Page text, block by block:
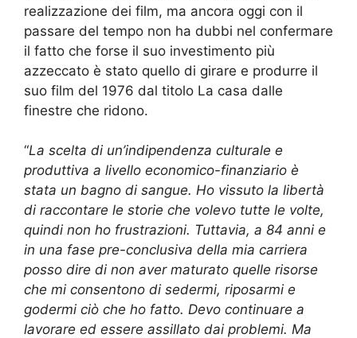
realizzazione dei film, ma ancora oggi con il
passare del tempo non ha dubbi nel confermare
il fatto che forse il suo investimento più
azzeccato è stato quello di girare e produrre il
suo film del 1976 dal titolo La casa dalle
finestre che ridono.
“La scelta di un’indipendenza culturale e
produttiva a livello economico-finanziario è
stata un bagno di sangue. Ho vissuto la libertà
di raccontare le storie che volevo tutte le volte,
quindi non ho frustrazioni. Tuttavia, a 84 anni e
in una fase pre-conclusiva della mia carriera
posso dire di non aver maturato quelle risorse
che mi consentono di sedermi, riposarmi e
godermi ciò che ho fatto. Devo continuare a
lavorare ed essere assillato dai problemi. Ma